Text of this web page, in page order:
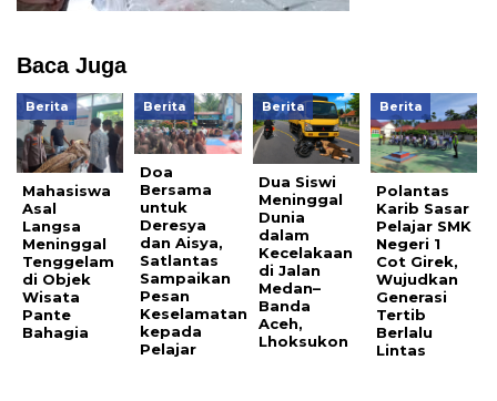
Baca Juga
Berita
Mahasiswa
Asal
Langsa
Meninggal
Tenggelam
di Objek
Wisata
Pante
Bahagia
Berita
Doa
Bersama
untuk
Deresya
dan Aisya,
Satlantas
Sampaikan
Pesan
Keselamatan
kepada
Pelajar
Berita
Dua Siswi
Meninggal
Dunia
dalam
Kecelakaan
di Jalan
Medan–
Banda
Aceh,
Lhoksukon
Berita
Polantas
Karib Sasar
Pelajar SMK
Negeri 1
Cot Girek,
Wujudkan
Generasi
Tertib
Berlalu
Lintas